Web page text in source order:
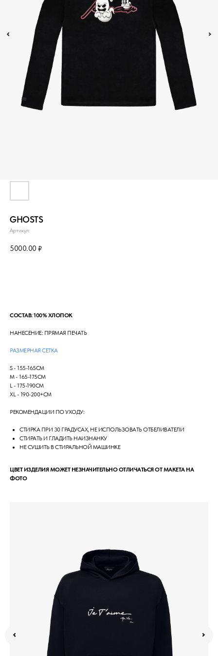
GHOSTS
Артикул:
5000.00 ₽
СОСТАВ: 100% ХЛОПОК
НАНЕСЕНИЕ: ПРЯМАЯ ПЕЧАТЬ
РАЗМЕРНАЯ СЕТКА
S - 155-165СМ
М - 165-175СМ
L - 175-190СМ
XL - 190-200+СМ
РЕКОМЕНДАЦИИ ПО УХОДУ:
СТИРКА ПРИ 30 ГРАДУСАХ, НЕ ИСПОЛЬЗОВАТЬ ОТБЕЛИВАТЕЛИ
СТИРАТЬ И ГЛАДИТЬ НАИЗНАНКУ
НЕ СУШИТЬ В СТИРАЛЬНОЙ МАШИНКЕ
ЦВЕТ ИЗДЕЛИЯ МОЖЕТ НЕЗНАЧИТЕЛЬНО ОТЛИЧАТЬСЯ ОТ МАКЕТА НА
ФОТО
РАЗМЕРНАЯ СЕТКА
ОТСЛЕДИТЬ ЗАКАЗ
ОБМЕН И ВОЗВРАТ